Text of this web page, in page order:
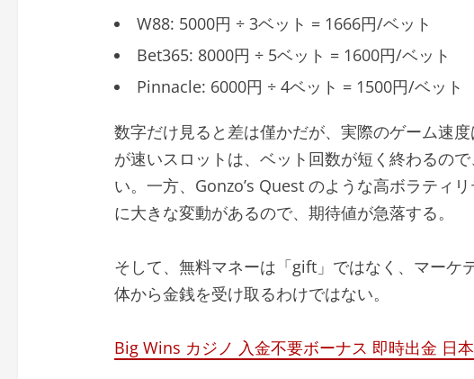
W88: 5000円 ÷ 3ベット = 1666円/ベット
Bet365: 8000円 ÷ 5ベット = 1600円/ベット
Pinnacle: 6000円 ÷ 4ベット = 1500円/ベット
数字だけ見ると差は僅かだが、実際のゲーム速
が速いスロットは、ベット回数が短く終わるの
い。一方、Gonzo’s Quest のような高ボラティ
に大きな変動があるので、期待値が急落する。
そして、無料マネーは「gift」ではなく、マーケ
体から金銭を受け取るわけではない。
Big Wins カジノ 入金不要ボーナス 即時出金 日